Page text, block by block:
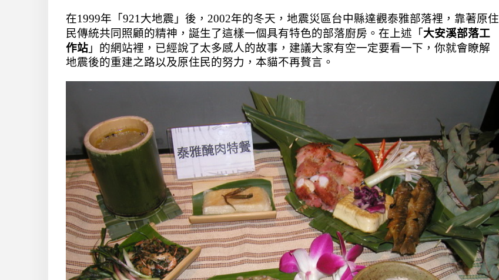
在1999年 「921大地震 」 後， 2002年的冬天，地震災區台中縣達觀泰雅部落裡， 靠著原住
民傳統共同照顧的精神， 誕生了這樣一個具有特色的部落廚房。在 上述 「大安溪部落工
作站」
的網站裡，已經說了太多感人的故事，建議大家有空一定要看一下，你就會瞭解
地震後的重建之路以及原住民的努力，本貓不再贅言。